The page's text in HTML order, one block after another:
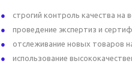
строгий контроль качества на
проведение экспертиз и
отслеживание новых товаров
использование